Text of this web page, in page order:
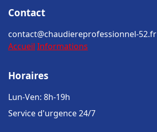
Contact
contact@chaudiereprofessionnel-52.fr
Accueil Informations
Horaires
Lun-Ven: 8h-19h
Service d'urgence 24/7